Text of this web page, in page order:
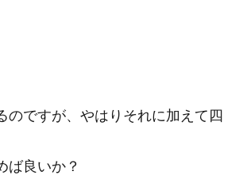
のですが、やはりそれに加えて四
ば良いか？